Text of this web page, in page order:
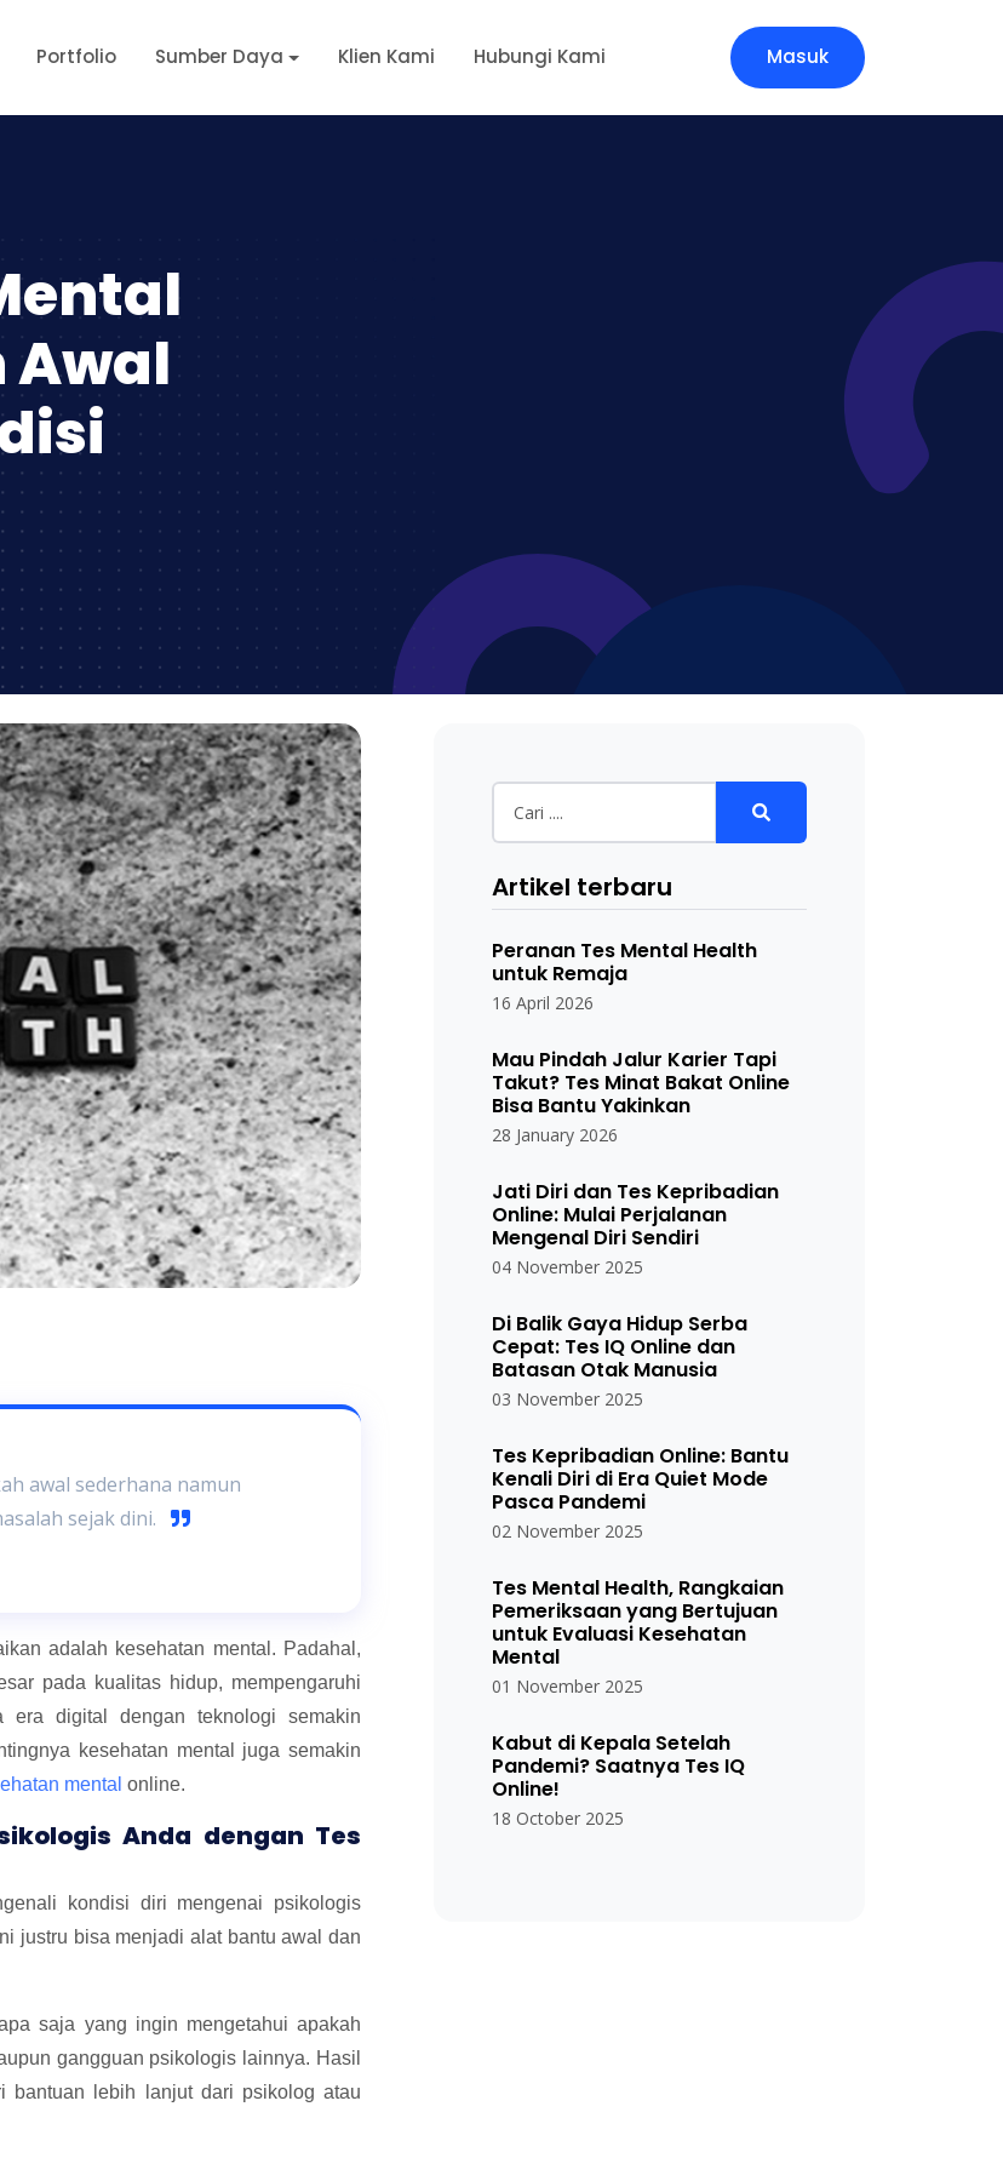
Portfolio Sumber Daya Klien Kami Hubungi Kami Masuk
Awal
awal sederhana namun
sejak dini.
adalah kesehatan mental. Padahal,
pada kualitas hidup, mempengaruhi
era digital dengan teknologi semakin
kesehatan mental juga semakin
mental online.
Anda dengan Tes
kondisi diri mengenai psikologis
justru bisa menjadi alat bantu awal dan
saja yang ingin mengetahui apakah
gangguan psikologis lainnya. Hasil
bantuan lebih lanjut dari psikolog atau
Artikel terbaru
Peranan Tes Mental Health
untuk Remaja
16 April 2026
Mau Pindah Jalur Karier Tapi
Takut? Tes Minat Bakat Online
Bisa Bantu Yakinkan
28 January 2026
Jati Diri dan Tes Kepribadian
Online: Mulai Perjalanan
Mengenal Diri Sendiri
04 November 2025
Di Balik Gaya Hidup Serba
Cepat: Tes IQ Online dan
Batasan Otak Manusia
03 November 2025
Tes Kepribadian Online: Bantu
Kenali Diri di Era Quiet Mode
Pasca Pandemi
02 November 2025
Tes Mental Health, Rangkaian
Pemeriksaan yang Bertujuan
untuk Evaluasi Kesehatan
Mental
01 November 2025
Kabut di Kepala Setelah
Pandemi? Saatnya Tes IQ
Online!
18 October 2025